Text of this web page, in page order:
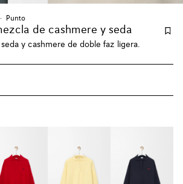
Punto
de cashmere y seda
y cashmere de doble faz ligera.